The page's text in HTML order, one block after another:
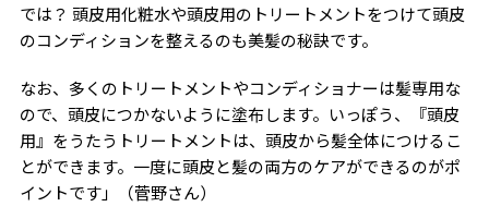
では？ 頭皮用化粧水や頭皮用のトリートメントをつけて頭皮
のコンディションを整えるのも美髪の秘訣です。
なお、多くのトリートメントやコンディショナーは髪専用な
ので、頭皮につかないように塗布します。いっぽう、『頭皮
用』をうたうトリートメントは、頭皮から髪全体につけるこ
とができます。一度に頭皮と髪の両方のケアができるのがポ
イントです」（菅野さん）